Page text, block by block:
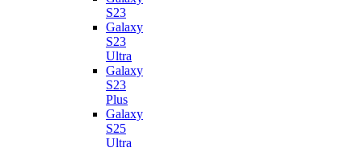
S23
Galaxy
S23
Ultra
Galaxy
S23
Plus
Galaxy
S25
Ultra